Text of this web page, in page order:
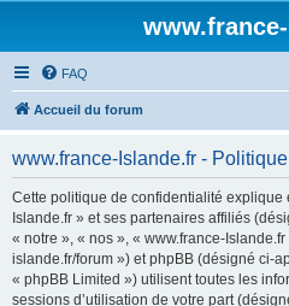
FAQ
Accueil du forum
www.france-Islande.fr -
Cette politique de confidentialité explique
Islande.fr » et ses partenaires affiliés
« notre », « nos », « www.france-
islande.fr/forum ») et phpBB (désigné ci-
« phpBB Limited ») utilisent toutes les
sessions d’utilisation de votre part